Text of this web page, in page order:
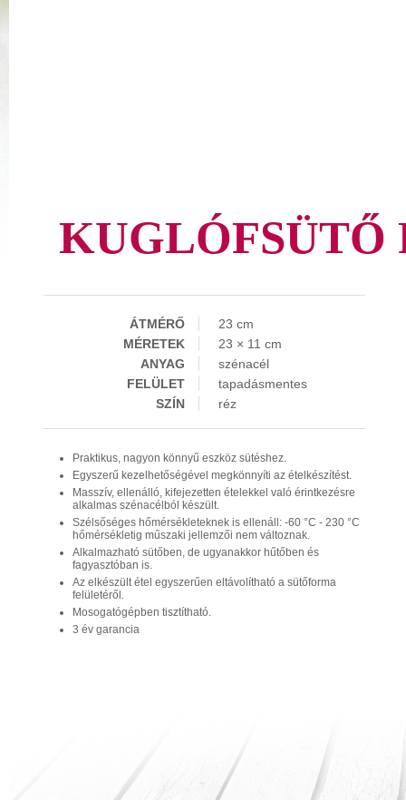
KUGLÓFSÜTŐ
ÁTMÉRŐ
23 cm
MÉRETEK
23 × 11 cm
ANYAG
szénacél
FELÜLET
tapadásmentes
SZÍN
réz
Praktikus, nagyon könnyű eszköz sütéshez.
Egyszerű kezelhetőségével megkönnyíti az ételkészítést.
Masszív, ellenálló, kifejezetten ételekkel való érintkezésre
alkalmas szénacélból készült.
Szélsőséges hőmérsékleteknek is ellenáll: -60 °C - 230 °C
hőmérsékletig műszaki jellemzői nem változnak.
Alkalmazható sütőben, de ugyanakkor hűtőben és
fagyasztóban is.
Az elkészült étel egyszerűen eltávolítható a sütőforma
felületéről.
Mosogatógépben tisztítható.
3 év garancia